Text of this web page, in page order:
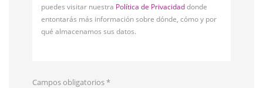
puedes visitar nuestra Política de Privacidaddonde
entontarás más información sobre dónde, cómo y por
qué almacenamos sus datos.
Campos obligatorios*